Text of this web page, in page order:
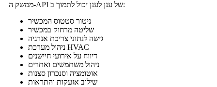
ממשק ה-API של ענן לענן יכול לתמוך ב:
ניטור סטטוס המכשיר
שליטה מרחוק במכשיר
גישה לנתוני צריכת אנרגיה
ניהול מערכת HVAC
דיווח על אירועי חיישנים
ניהול משתמשים ואתרים
אוטומציה וסנכרון סצנות
שילוב אזעקות והתראות